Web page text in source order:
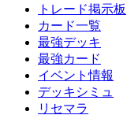
トレード掲示板
カード一覧
最強デッキ
最強カード
イベント情報
デッキシミュ
リセマラ